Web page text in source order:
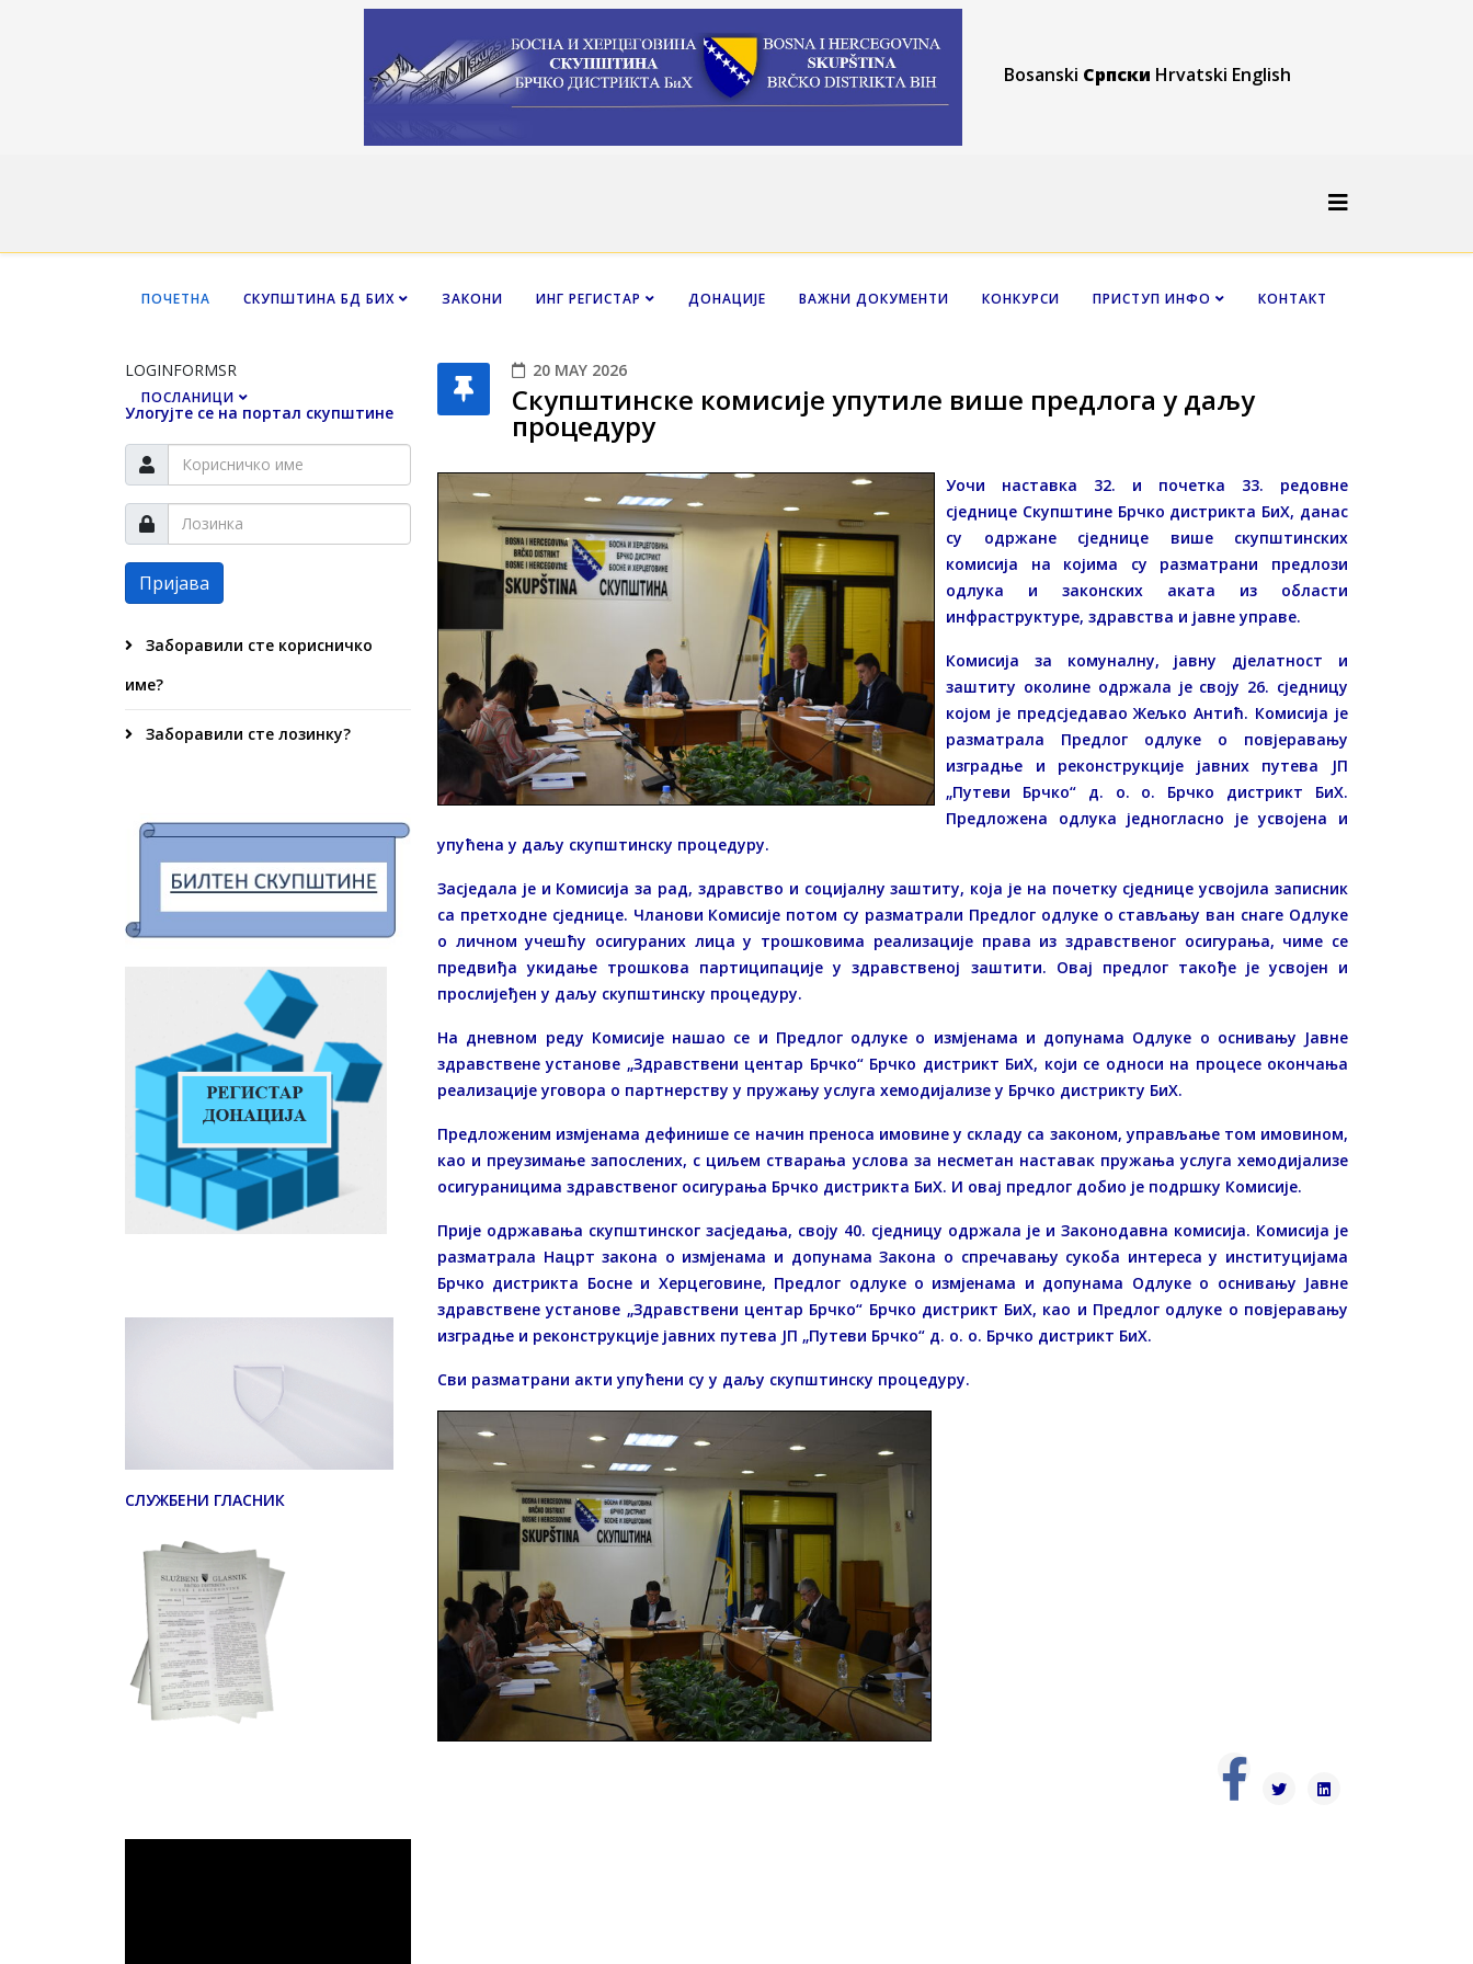
Bosanski Српски Hrvatski English
ПОЧЕТНА СКУПШТИНА БД БИХ ЗАКОНИ ИНГ РЕГИСТАР ДОНАЦИЈЕ ВАЖНИ ДОКУМЕНТИ КОНКУРСИ ПРИСТУП ИНФО КОНТАКТ
ПОСЛАНИЦИ
LOGINFORMSR
Улогујте се на портал скупштине
Пријава
Заборавили сте корисничко
име?
Заборавили сте лозинку?
СЛУЖБЕНИ ГЛАСНИК
20 MAY 2026
Скупштинске комисије упутиле више предлога у даљу
процедуру
Уочи наставка 32. и почетка 33. редовне
сједнице Скупштине Брчко дистрикта БиХ, данас
су одржане сједнице више скупштинских
комисија на којима су разматрани предлози
одлука и законских аката из области
инфраструктуре, здравства и јавне управе.
Комисија за комуналну, јавну дјелатност и
заштиту околине одржала је своју 26. сједницу
којом је предсједавао Жељко Антић. Комисија је
разматрала Предлог одлуке о повјеравању
изградње и реконструкције јавних путева ЈП
„Путеви Брчко“ д. о. о. Брчко дистрикт БиХ.
Предложена одлука једногласно је усвојена и
упућена у даљу скупштинску процедуру.
Засједала је и Комисија за рад, здравство и социјалну заштиту, која је на почетку сједнице усвојила записник
са претходне сједнице. Чланови Комисије потом су разматрали Предлог одлуке о стављању ван снаге Одлуке
о личном учешћу осигураних лица у трошковима реализације права из здравственог осигурања, чиме се
предвиђа укидање трошкова партиципације у здравственој заштити. Овај предлог такође је усвојен и
прослијеђен у даљу скупштинску процедуру.
На дневном реду Комисије нашао се и Предлог одлуке о измјенама и допунама Одлуке о оснивању Јавне
здравствене установе „Здравствени центар Брчко“ Брчко дистрикт БиХ, који се односи на процесе окончања
реализације уговора о партнерству у пружању услуга хемодијализе у Брчко дистрикту БиХ.
Предложеним измјенама дефинише се начин преноса имовине у складу са законом, управљање том имовином,
као и преузимање запослених, с циљем стварања услова за несметан наставак пружања услуга хемодијализе
осигураницима здравственог осигурања Брчко дистрикта БиХ. И овај предлог добио је подршку Комисије.
Прије одржавања скупштинског засједања, своју 40. сједницу одржала је и Законодавна комисија. Комисија је
разматрала Нацрт закона о измјенама и допунама Закона о спречавању сукоба интереса у институцијама
Брчко дистрикта Босне и Херцеговине, Предлог одлуке о измјенама и допунама Одлуке о оснивању Јавне
здравствене установе „Здравствени центар Брчко“ Брчко дистрикт БиХ, као и Предлог одлуке о повјеравању
изградње и реконструкције јавних путева ЈП „Путеви Брчко“ д. о. о. Брчко дистрикт БиХ.
Сви разматрани акти упућени су у даљу скупштинску процедуру.